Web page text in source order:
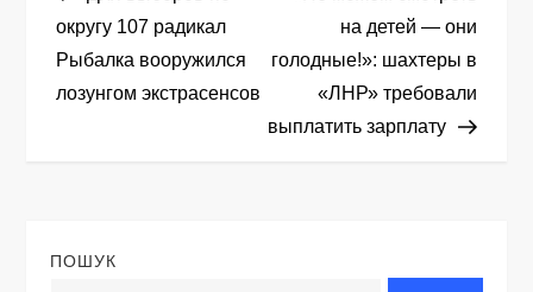
а
в
а
округу 107 радикал
Рыбалка вооружился
лозунгом экстрасенсов
на детей — они
голодные!»: шахтеры в
«ЛНР» требовали
выплатить зарплату
ПОШУК